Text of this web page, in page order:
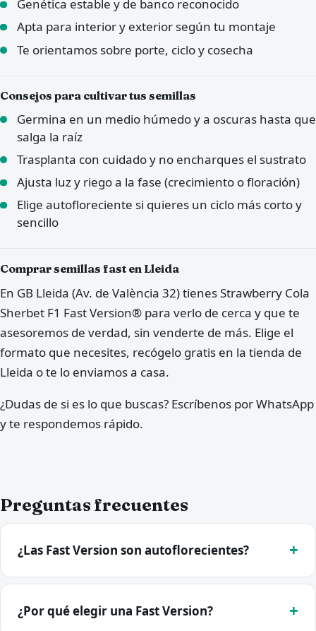
Genética estable y de banco reconocido
Apta para interior y exterior según tu montaje
Te orientamos sobre porte, ciclo y cosecha
Consejos para cultivar tus semillas
Germina en un medio húmedo y a oscuras hasta que
salga la raíz
Trasplanta con cuidado y no encharques el sustrato
Ajusta luz y riego a la fase (crecimiento o floración)
Elige autofloreciente si quieres un ciclo más corto y
sencillo
Comprar semillas fast en Lleida
En GB Lleida (Av. de València 32) tienes Strawberry Cola
Sherbet F1 Fast Version® para verlo de cerca y que te
asesoremos de verdad, sin venderte de más. Elige el
formato que necesites, recógelo gratis en la tienda de
Lleida o te lo enviamos a casa.
¿Dudas de si es lo que buscas? Escríbenos por WhatsApp
y te respondemos rápido.
Preguntas frecuentes
¿Las Fast Version son autoflorecientes?
¿Por qué elegir una Fast Version?